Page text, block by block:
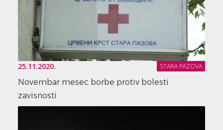
25.11.2020. STARA PAZOVA
Novembar mesec borbe protiv bolesti
zavisnosti